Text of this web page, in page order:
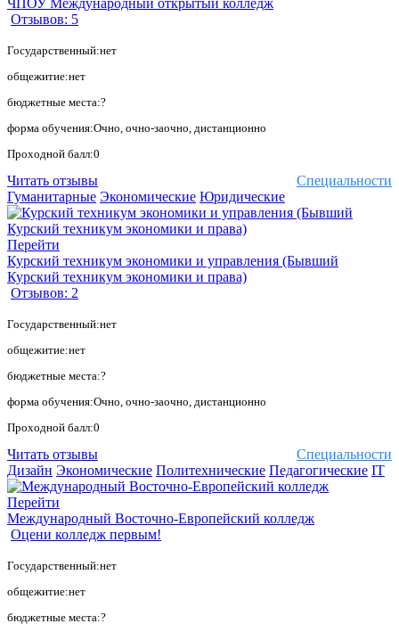
ЧПОУ Международный открытый колледж
Отзывов: 5
Государственный:нет
общежитие:нет
бюджетные места:?
форма обучения:Очно, очно-заочно, дистанционно
Проходной балл:0
Специальности
Читать отзывы
Гуманитарные Экономические Юридические
Перейти
Курский техникум экономики и управления (Бывший
Курский техникум экономики и права)
Отзывов: 2
Государственный:нет
общежитие:нет
бюджетные места:?
форма обучения:Очно, очно-заочно, дистанционно
Проходной балл:0
Специальности
Читать отзывы
Дизайн Экономические Политехнические Педагогические IT
Перейти
Международный Восточно-Европейский колледж
Оцени колледж первым!
Государственный:нет
общежитие:нет
бюджетные места:?